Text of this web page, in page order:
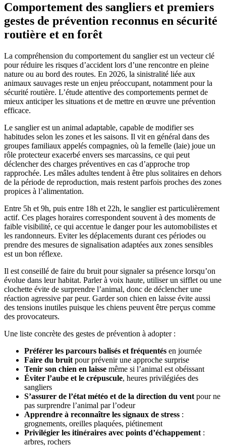
Comportement des sangliers et premiers
gestes de prévention reconnus en sécurité
routière et en forêt
La compréhension du comportement du sanglier est un vecteur clé
pour réduire les risques d’accident lors d’une rencontre en pleine
nature ou au bord des routes. En 2026, la sinistralité liée aux
animaux sauvages reste un enjeu préoccupant, notamment pour la
sécurité routière. L’étude attentive des comportements permet de
mieux anticiper les situations et de mettre en œuvre une prévention
efficace.
Le sanglier est un animal adaptable, capable de modifier ses
habitudes selon les zones et les saisons. Il vit en général dans des
groupes familiaux appelés compagnies, où la femelle (laie) joue un
rôle protecteur exacerbé envers ses marcassins, ce qui peut
déclencher des charges préventives en cas d’approche trop
rapprochée. Les mâles adultes tendent à être plus solitaires en dehors
de la période de reproduction, mais restent parfois proches des zones
propices à l’alimentation.
Entre 5h et 9h, puis entre 18h et 22h, le sanglier est particulièrement
actif. Ces plages horaires correspondent souvent à des moments de
faible visibilité, ce qui accentue le danger pour les automobilistes et
les randonneurs. Eviter les déplacements durant ces périodes ou
prendre des mesures de signalisation adaptées aux zones sensibles
est un bon réflexe.
Il est conseillé de faire du bruit pour signaler sa présence lorsqu’on
évolue dans leur habitat. Parler à voix haute, utiliser un sifflet ou une
clochette évite de surprendre l’animal, donc de déclencher une
réaction agressive par peur. Garder son chien en laisse évite aussi
des tensions inutiles puisque les chiens peuvent être perçus comme
des provocateurs.
Une liste concrète des gestes de prévention à adopter :
Préférer les parcours balisés et fréquentés en journée
Faire du bruit pour prévenir une approche surprise
Tenir son chien en laisse même si l’animal est obéissant
Éviter l’aube et le crépuscule, heures privilégiées des
sangliers
S’assurer de l’état météo et de la direction du vent pour ne
pas surprendre l’animal par l’odeur
Apprendre à reconnaître les signaux de stress :
grognements, oreilles plaquées, piétinement
Privilégier les itinéraires avec points d’échappement :
arbres, rochers